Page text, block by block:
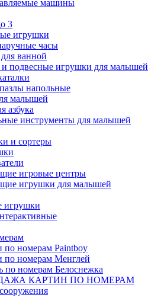
машины
3
игрушки
часы
ванной
и подвесные игрушки для малышей
напольные
малышей
азбука
инструменты для малышей
и сортеры
игровые центры
игрушки для малышей
игрушки
по номерам Paintboy
по номерам Менглей
по номерам Белоснежка
КАРТИН ПО НОМЕРАМ